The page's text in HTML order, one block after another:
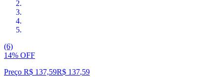
(6)
14% OFF
Preço R$ 137,59R$ 137,59